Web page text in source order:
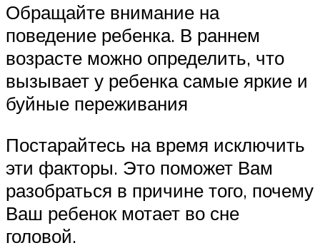
Обращайте внимание на
поведение ребенка. В раннем
возрасте можно определить, что
вызывает у ребенка самые яркие и
буйные переживания
Постарайтесь на время исключить
эти факторы. Это поможет Вам
разобраться в причине того, почему
Ваш ребенок мотает во сне
головой.